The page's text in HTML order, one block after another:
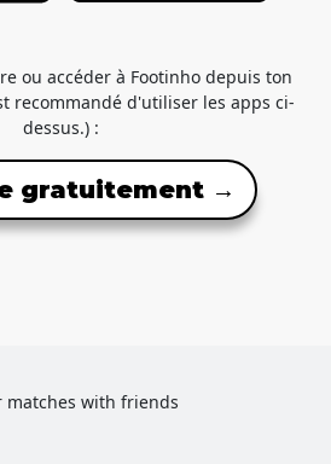
ou accéder à Footinho depuis ton
recommandé d'utiliser les apps ci-
dessus.) :
gratuitement →
matches with friends